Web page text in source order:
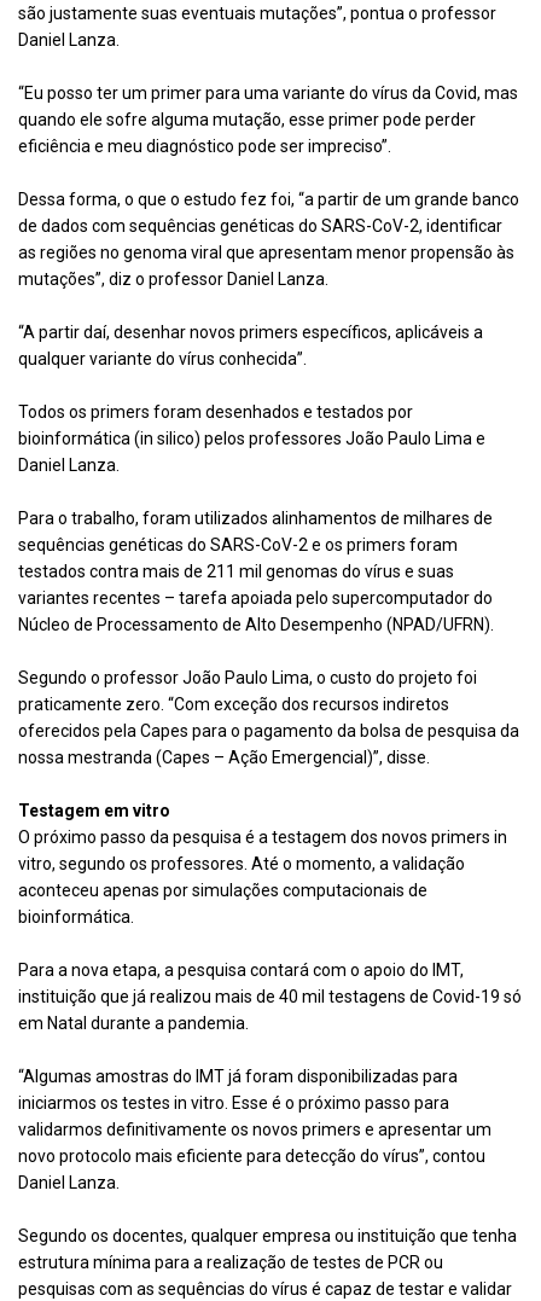
são justamente suas eventuais mutações”, pontua o professor
Daniel Lanza.
“Eu posso ter um primer para uma variante do vírus da Covid, mas
quando ele sofre alguma mutação, esse primer pode perder
eficiência e meu diagnóstico pode ser impreciso”.
Dessa forma, o que o estudo fez foi, “a partir de um grande banco
de dados com sequências genéticas do SARS-CoV-2, identificar
as regiões no genoma viral que apresentam menor propensão às
mutações”, diz o professor Daniel Lanza.
“A partir daí, desenhar novos primers específicos, aplicáveis a
qualquer variante do vírus conhecida”.
Todos os primers foram desenhados e testados por
bioinformática (in silico) pelos professores João Paulo Lima e
Daniel Lanza.
Para o trabalho, foram utilizados alinhamentos de milhares de
sequências genéticas do SARS-CoV-2 e os primers foram
testados contra mais de 211 mil genomas do vírus e suas
variantes recentes – tarefa apoiada pelo supercomputador do
Núcleo de Processamento de Alto Desempenho (NPAD/UFRN).
Segundo o professor João Paulo Lima, o custo do projeto foi
praticamente zero. “Com exceção dos recursos indiretos
oferecidos pela Capes para o pagamento da bolsa de pesquisa da
nossa mestranda (Capes – Ação Emergencial)”, disse.
Testagem em vitro
O próximo passo da pesquisa é a testagem dos novos primers in
vitro, segundo os professores. Até o momento, a validação
aconteceu apenas por simulações computacionais de
bioinformática.
Para a nova etapa, a pesquisa contará com o apoio do IMT,
instituição que já realizou mais de 40 mil testagens de Covid-19 só
em Natal durante a pandemia.
“Algumas amostras do IMT já foram disponibilizadas para
iniciarmos os testes in vitro. Esse é o próximo passo para
validarmos definitivamente os novos primers e apresentar um
novo protocolo mais eficiente para detecção do vírus”, contou
Daniel Lanza.
Segundo os docentes, qualquer empresa ou instituição que tenha
estrutura mínima para a realização de testes de PCR ou
pesquisas com as sequências do vírus é capaz de testar e validar